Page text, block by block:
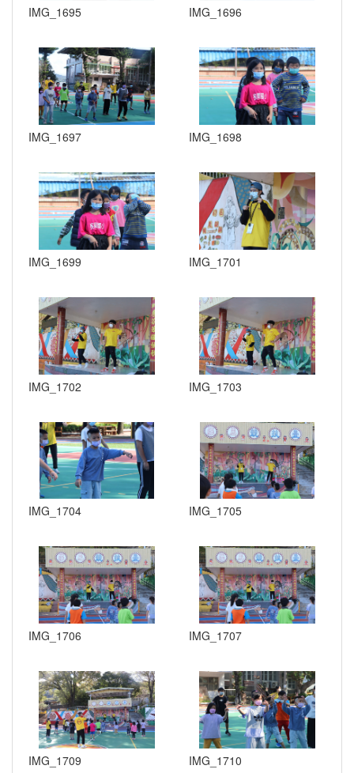
IMG_1695 IMG_1696
IMG_1697 IMG_1698
IMG_1699 IMG_1701
IMG_1702 IMG_1703
IMG_1704 IMG_1705
IMG_1706 IMG_1707
IMG_1709 IMG_1710